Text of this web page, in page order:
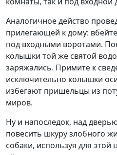
Аналогичное действо
прилегающей к дому:
под входными воротами.
колышки той же святой
заряжались. Примите к
исключительно колышки
избегают пришельцы из
миров.
Ну и напоследок, над
повесить шкуру злобного
собаки, используя для